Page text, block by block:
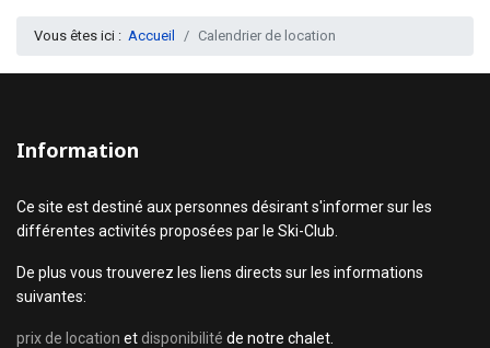
Vous êtes ici : Accueil Calendrier de location
Information
Ce site est destiné aux personnes désirant s'informer sur les
différentes activités proposées par le Ski-Club.
De plus vous trouverez les liens directs sur les informations
suivantes:
prix de location et disponibilité de notre chalet.